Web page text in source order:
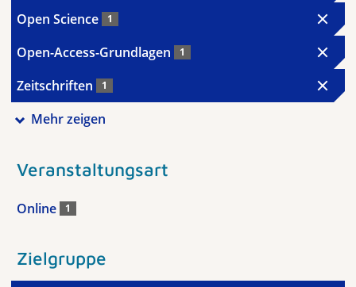
Open Science 1
Open-Access-Grundlagen 1
Zeitschriften 1
Mehr zeigen
Veranstaltungsart
Online 1
Zielgruppe